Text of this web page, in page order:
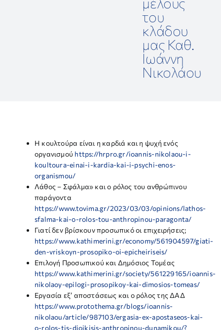
του
κλάδου
μας Καθ.
Ιωάννη
Νικολάου
Η κουλτούρα είναι η καρδιά και η ψυχή ενός
οργανισμού https://hrpro.gr/ioannis-nikolaou-i-
koultoura-einai-i-kardia-kai-i-psychi-enos-
organismou/
Λάθος – Σφάλμα» και ο ρόλος του ανθρώπινου
παράγοντα
https://www.tovima.gr/2023/03/03/opinions/lathos-
sfalma-kai-o-rolos-tou-anthropinou-paragonta/
Γιατί δεν βρίσκουν προσωπικό οι επιχειρήσεις;
https://www.kathimerini.gr/economy/561904597/giati-
den-vriskoyn-prosopiko-oi-epicheiriseis/
Επιλογή Προσωπικού και Δημόσιος Τομέας
https://www.kathimerini.gr/society/561229165/ioannis-
nikolaoy-epilogi-prosopikoy-kai-dimosios-tomeas/
Εργασία εξ’ αποστάσεως και ο ρόλος της ΔΑΔ
https://www.protothema.gr/blogs/ioannis-
nikolaou/article/987103/ergasia-ex-apostaseos-kai-
o-rolos-tis-dioikisis-anthropinou-dunamikou/?